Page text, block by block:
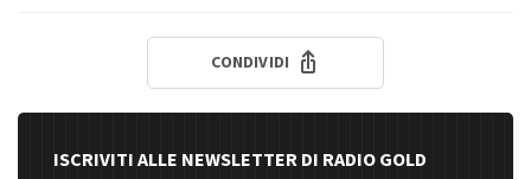
CONDIVIDI
ISCRIVITI ALLE NEWSLETTER DI RADIO GOLD